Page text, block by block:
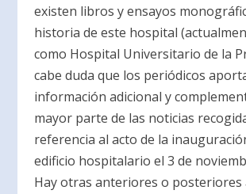
existen libros y ensayos
historia de este hospital
como Hospital Universitario de la
cabe duda que los periódicos
información adicional y
mayor parte de las noticias
referencia al acto de la
edificio hospitalario el 3 de
Hay otras anteriores o posteriores